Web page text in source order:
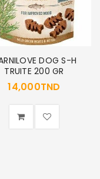
DOG S-H
TRUITE 200 GR
14,000TND